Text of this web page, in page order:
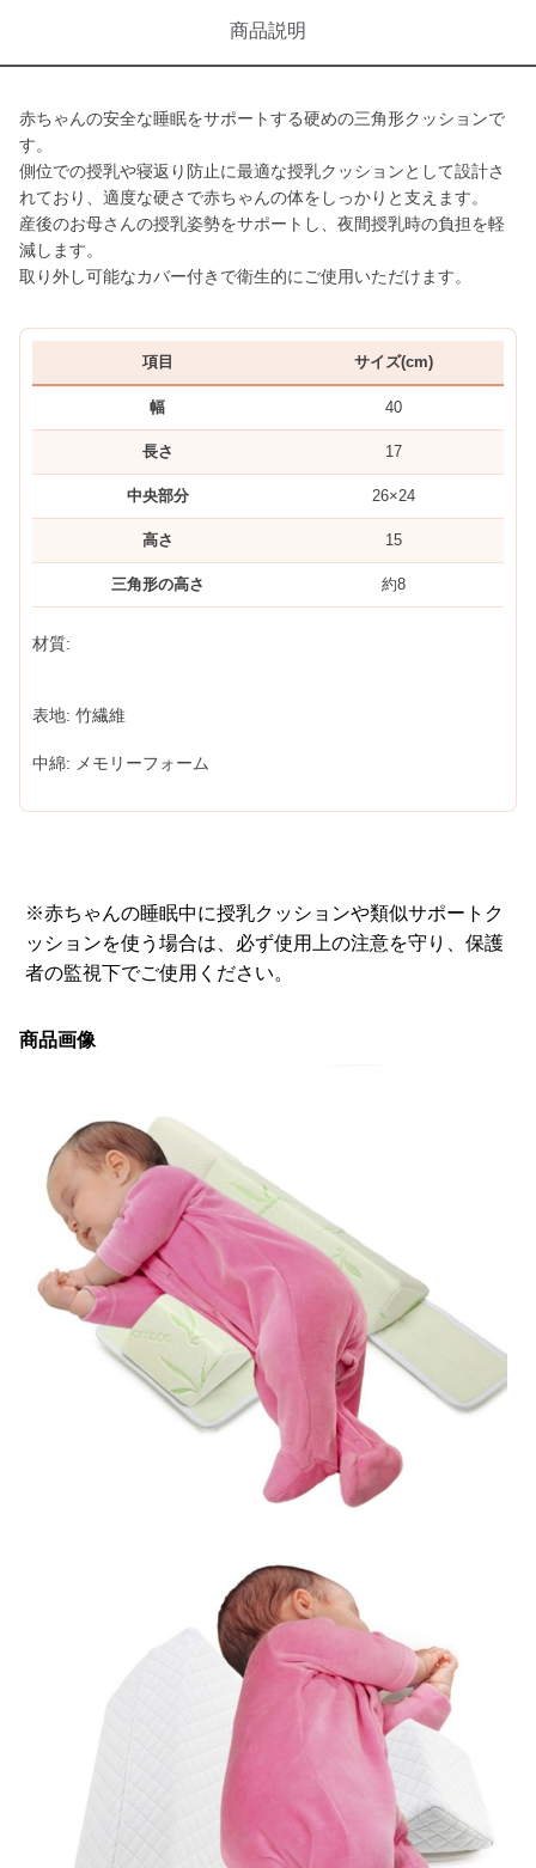
商品説明
赤ちゃんの安全な睡眠をサポートする硬めの三角形クッションで
す。
側位での授乳や寝返り防止に最適な授乳クッションとして設計さ
れており、適度な硬さで赤ちゃんの体をしっかりと支えます。
産後のお母さんの授乳姿勢をサポートし、夜間授乳時の負担を軽
減します。
取り外し可能なカバー付きで衛生的にご使用いただけます。
項目 サイズ(cm)
幅 40
長さ 17
中央部分 26×24
高さ 15
三角形の高さ 約8
材質:
表地: 竹繊維
中綿: メモリーフォーム
※赤ちゃんの睡眠中に授乳クッションや類似サポートク
ッションを使う場合は、必ず使用上の注意を守り、保護
者の監視下でご使用ください。
商品画像